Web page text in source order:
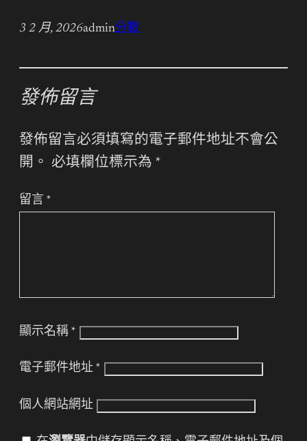
3 2 月, 2026admin分數
發佈留言
發佈留言必須填寫的電子郵件地址不會公
開。 必填欄位標示為 *
留言 *
顯示名稱 *
電子郵件地址 *
個人網站網址